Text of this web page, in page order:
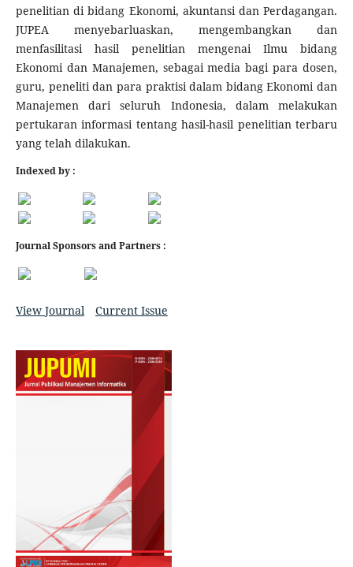
penelitian di bidang Ekonomi, akuntansi dan Perdagangan.
JUPEA menyebarluaskan, mengembangkan dan
menfasilitasi hasil penelitian mengenai Ilmu bidang
Ekonomi dan Manajemen, sebagai media bagi para dosen,
guru, peneliti dan para praktisi dalam bidang Ekonomi dan
Manajemen dari seluruh Indonesia, dalam melakukan
pertukaran informasi tentang hasil-hasil penelitian terbaru
yang telah dilakukan.
Indexed by :
Journal Sponsors and Partners :
View Journal Current Issue